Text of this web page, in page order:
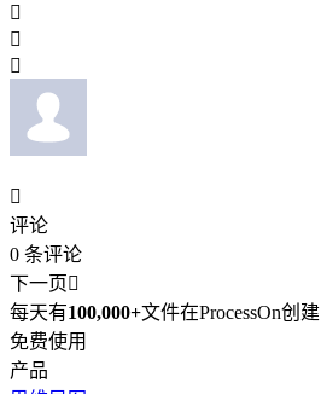




评论
0 条评论
下一页
每天有100,000+文件在ProcessOn创建
免费使用
产品